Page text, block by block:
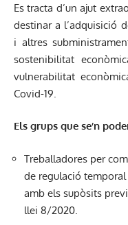
Es tracta d’un ajut
destinar a l’adquisició
i altres
sostenibilitat
vulnerabilitat
Covid-19.
Els grups que se’n
Treballadores per
de regulació temporal
amb els supòsits
llei 8/2020.